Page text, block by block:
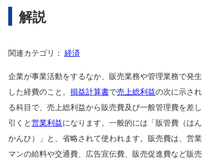
解説
関連カテゴリ： 経済
企業が事業活動をするなか、販売業務や管理業務で発生
した経費のこと。 損益計算書で売上総利益の次に示され
る科目で、売上総利益から販売費及び一般管理費を差し
引くと営業利益になります。一般的には「販管費（はん
かんひ）」と、省略されて使われます。販売費は、営業
マンの給料や交通費、広告宣伝費、販売促進費など販売